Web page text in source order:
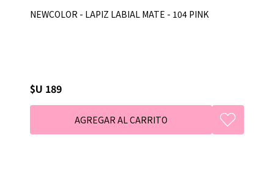
NEWCOLOR - LAPIZ LABIAL MATE - 104 PINK
$U 189